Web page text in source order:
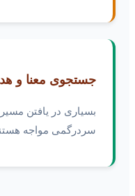
جستجوی معنا و
بسیاری در یافتن
سردرگمی مواجه